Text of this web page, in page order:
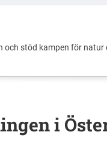
och stöd kampen för natur
i